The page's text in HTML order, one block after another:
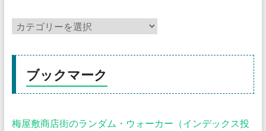
ブックマーク
梅屋敷商店街のランダム・ウォーカー（インデックス投